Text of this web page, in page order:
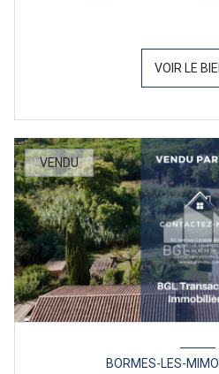
VOIR LE
VENDU
BORMES-LES-